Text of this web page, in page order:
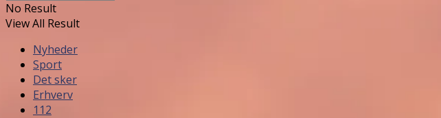
No Result
View All Result
Nyheder
Sport
Det sker
Erhverv
112